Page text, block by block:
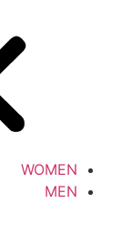
WOMEN
MEN